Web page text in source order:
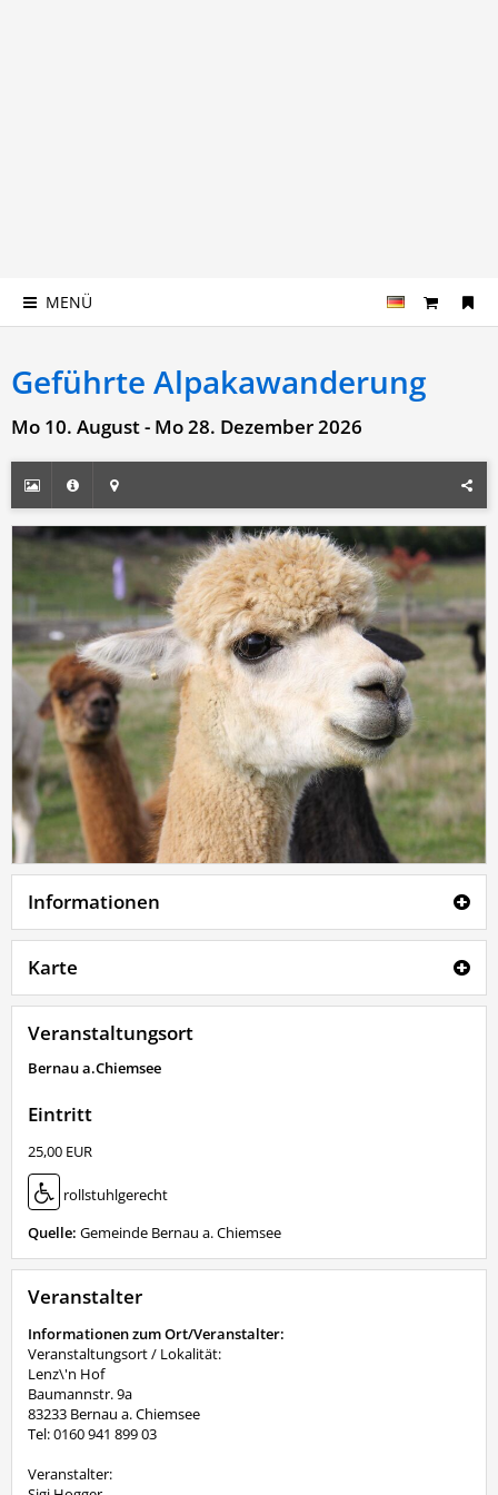
MENÜ
Geführte Alpakawanderung
Mo 10. August - Mo 28. Dezember 2026
Informationen
Karte
Veranstaltungsort
Bernau a.Chiemsee
Eintritt
25,00 EUR
rollstuhlgerecht
Quelle: Gemeinde Bernau a. Chiemsee
Veranstalter
Informationen zum Ort/Veranstalter:
Veranstaltungsort / Lokalität:
Lenz\'n Hof
Baumannstr. 9a
83233 Bernau a. Chiemsee
Tel: 0160 941 899 03
Veranstalter: